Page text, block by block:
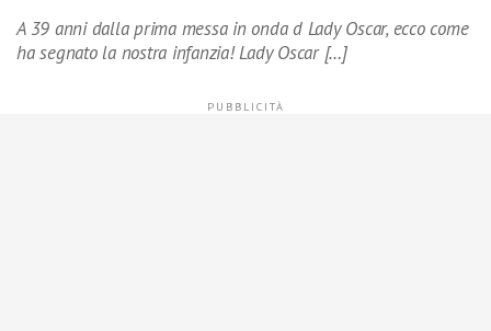
A 39 anni dalla prima messa in onda d Lady Oscar, ecco come
ha segnato la nostra infanzia! Lady Oscar […]